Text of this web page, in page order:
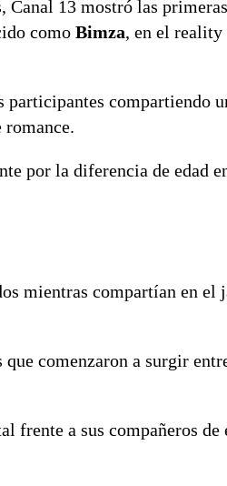
13 mostró las
como Bimza, en el reality
compartiendo
por la diferencia de edad
mientras compartían en el
comenzaron a surgir
frente a sus compañeros de